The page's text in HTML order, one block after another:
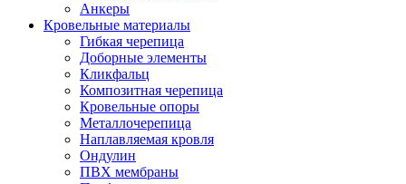
Анкеры
Кровельные материалы
Гибкая черепица
Доборные элементы
Кликфальц
Композитная черепица
Кровельные опоры
Металлочерепица
Наплавляемая кровля
Ондулин
ПВХ мембраны